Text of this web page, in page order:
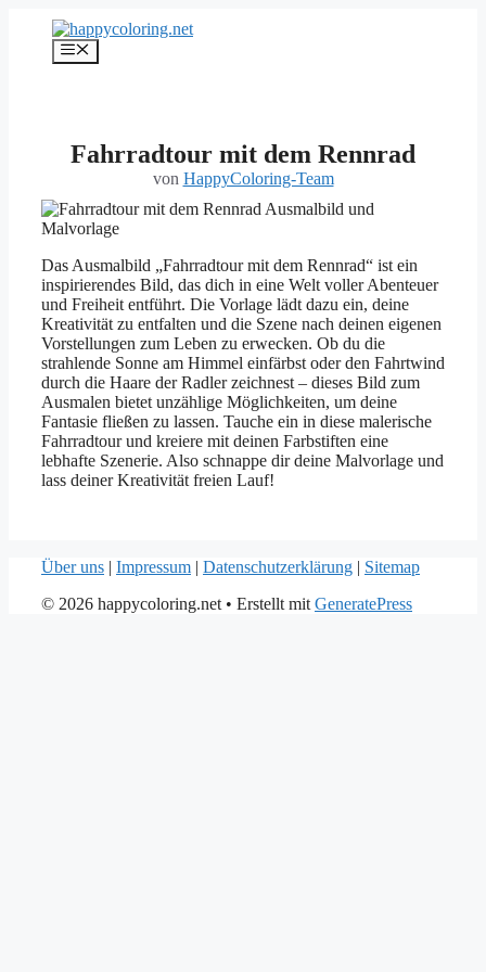
springen
Menü
Fahrradtour mit dem Rennrad
von HappyColoring-Team
Das Ausmalbild „Fahrradtour mit dem Rennrad“ ist ein
inspirierendes Bild, das dich in eine Welt voller Abenteuer
und Freiheit entführt. Die Vorlage lädt dazu ein, deine
Kreativität zu entfalten und die Szene nach deinen eigenen
Vorstellungen zum Leben zu erwecken. Ob du die
strahlende Sonne am Himmel einfärbst oder den Fahrtwind
durch die Haare der Radler zeichnest – dieses Bild zum
Ausmalen bietet unzählige Möglichkeiten, um deine
Fantasie fließen zu lassen. Tauche ein in diese malerische
Fahrradtour und kreiere mit deinen Farbstiften eine
lebhafte Szenerie. Also schnappe dir deine Malvorlage und
lass deiner Kreativität freien Lauf!
Über uns | Impressum | Datenschutzerklärung | Sitemap
© 2026 happycoloring.net • Erstellt mit GeneratePress